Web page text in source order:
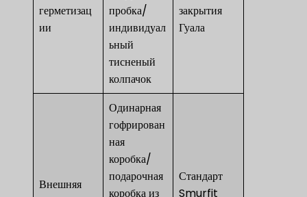
герметизац
ии
пробка/
индивидуал
ьный
тисненый
колпачок
закрытия
Гуала
Внешняя
Одинарная
гофрирован
ная
коробка/
подарочная
коробка из
Стандарт
Smurfit